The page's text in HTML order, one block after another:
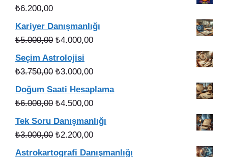
₺6.200,00
Kariyer Danışmanlığı
₺5.000,00 Orijinal
fiyat:
₺5.000,00.
₺4.000,00Şu
fiyat:
Seçim Astrolojisi
₺3.750,00 Orijinal
fiyat:
₺3.750,00.
₺3.000,00Şu
andaki
fiyat:
Doğum Saati Hesaplama
₺6.000,00 Orijinal
fiyat:
₺6.000,00.
₺4.500,00Şu
andaki
fiyat:
Tek Soru Danışmanlığı
₺3.000,00 Orijinal
fiyat:
₺2.200,00Şu
Astrokartografi Danışmanlığı